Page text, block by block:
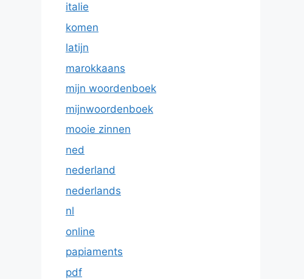
italie
komen
latijn
marokkaans
mijn woordenboek
mijnwoordenboek
mooie zinnen
ned
nederland
nederlands
nl
online
papiaments
pdf